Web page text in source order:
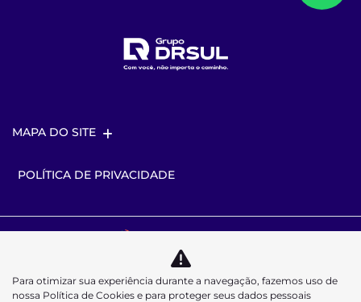
MAPA DO SITE
POLÍTICA DE PRIVACIDADE
Desacelere. Seu bem maior é a vida.
Para otimizar sua experiência durante a navegação, fazemos uso de
nossa Política de Cookies e para proteger seus dados pessoais